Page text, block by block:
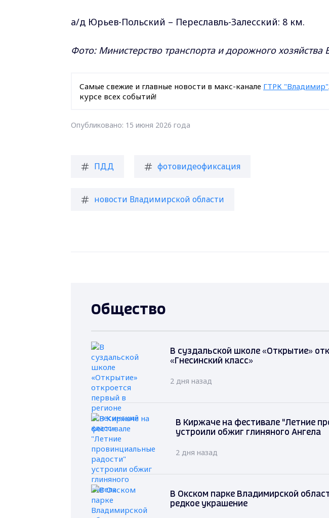
а/д Юрьев-Польский – Переславль-Залесский: 8 км.
Фото: Министерство транспорта и дорожного
Самые свежие и главные новости в макс-канале ГТРК "Владимир"
курсе всех событий!
Опубликовано: 15 июня 2026 года
ПДД фотовидеофиксация
новости Владимирской области
Общество
В суздальской школе «Открытие»
«Гнесинский класс»
2 дня назад
В Киржаче на фестивале "Летние
устроили обжиг глиняного Ангела
2 дня назад
В Окском парке Владимирской
редкое украшение